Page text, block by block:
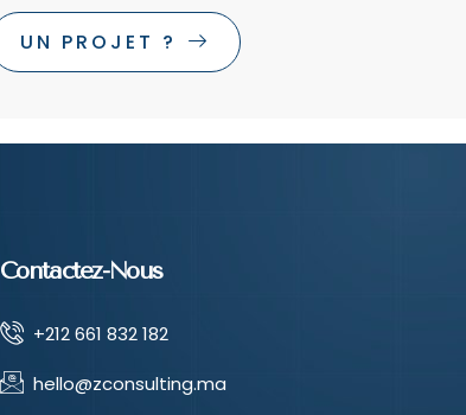
UN PROJET ?
Contactez-Nous
+212 661 832 182
hello@zconsulting.ma